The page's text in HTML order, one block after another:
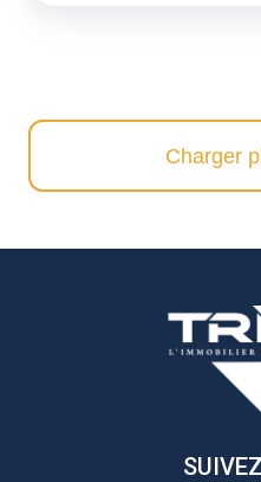
Charger